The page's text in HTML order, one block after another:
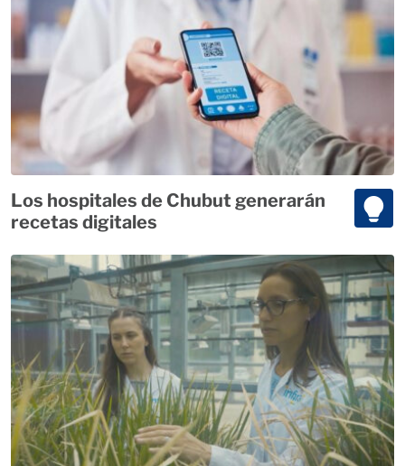
Los hospitales de Chubut generarán
recetas digitales